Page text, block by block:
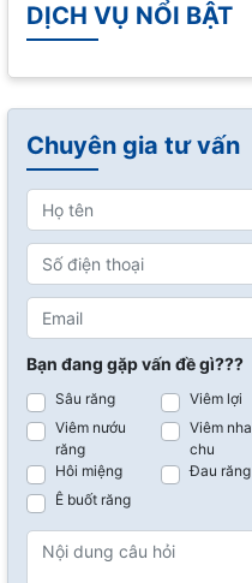
DỊCH VỤ NỔI BẬT
Chuyên gia tư vấn
Bạn đang gặp vấn đề gì???
Sâu răng
Viêm lợi
Viêm nướu
răng
Viêm nha
chu
Hôi miệng
Đau răng
Ê buốt răng